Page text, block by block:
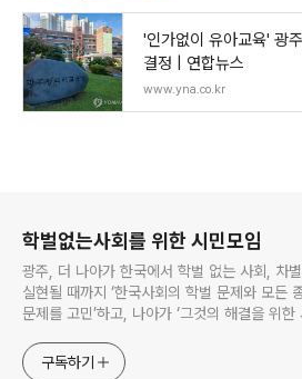
'인가없이 유아교육' 광
결정 | 연합뉴스
www.yna.co.kr
학벌없는사회를 위한 시민모임
광주, 더 나아가 한국에서 학벌 없는 사회, 차
실현될 때까지 ‘한국사회의 학벌 문제와 모든
문제를 고민’하고, 나아가 ‘그것의 해결을 위한
구독하기